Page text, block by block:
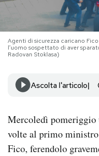
I MIEI PREFERITI
AREA PERSONALE
Area Personale
Agenti di sicurezza caricano
l’uomo sospettato di aver
Radovan Stoklasa)
Ascolta l'articolo
Mercoledì pomeriggio
volte al primo
Fico, ferendolo